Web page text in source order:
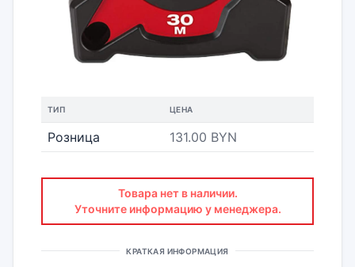
ТИП ЦЕНА
Розница 131.00 BYN
Товара нет в наличии.
Уточните информацию у менеджера.
КРАТКАЯ ИНФОРМАЦИЯ